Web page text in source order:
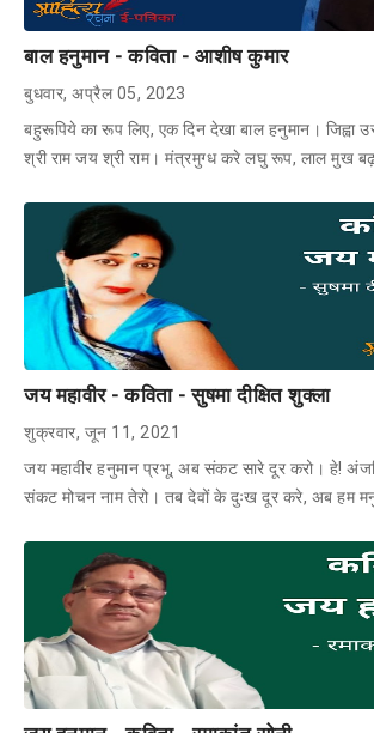
बाल हनुमान - कविता - आशीष कुमार
बुधवार, अप्रैल 05, 2023
बहुरूपिये का रूप लिए, एक दिन देखा बाल हनुमान। जिह्वा
श्री राम जय श्री राम। मंत्रमुग्ध करे लघु रूप, लाल मुख
जय महावीर - कविता - सुषमा दीक्षित शुक्ला
शुक्रवार, जून 11, 2021
जय महावीर हनुमान प्रभू, अब संकट सारे दूर करो। हे!
संकट मोचन नाम तेरो। तब देवों के दुःख दूर करे, अब हम